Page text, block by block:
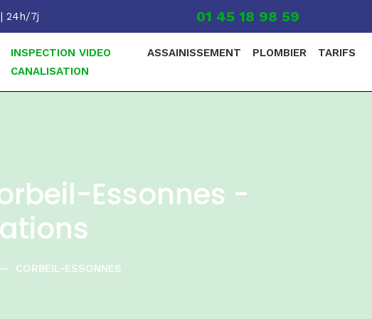
24h/7j 01 45 18 98 59
INSPECTION VIDEO
CANALISATION
ASSAINISSEMENT PLOMBIER TARIFS
Essonnes -
CORBEIL-ESSONNES